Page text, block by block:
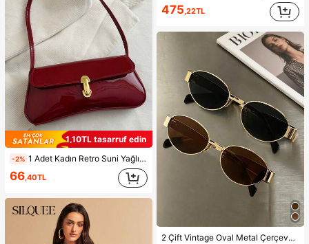
1,10TL tasarruf edin
-2% 1 Adet Kadın Retro Suni Yağlı Deri Omuz ve Çapraz Askılı Çanta, Randevular, Geziler, Partiler ve Ziyafetler İçin Uygun, Estetik
66,40TL
475,22TL
2 Çift Vintage Oval Metal Çerçeveli Gözlük, Sokak Fotoğrafçılığı, İşe Gidiş Geliş ve Günlük Kullanım İçin Unisex Moda Dekoratif Gözlük, Office Siren